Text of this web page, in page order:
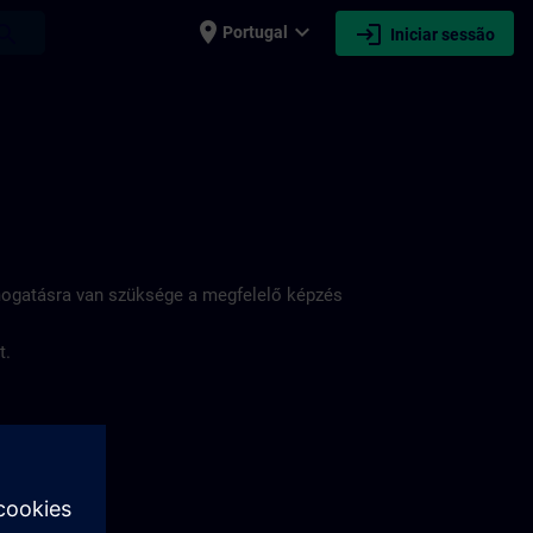
place Portugal expand_more login Iniciar sessão
van szüksége a megfelelő képzés